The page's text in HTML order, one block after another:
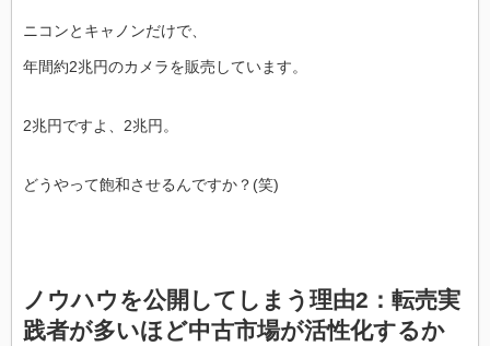
ニコンとキャノンだけで、
年間約2兆円のカメラを販売しています。
2兆円ですよ、2兆円。
どうやって飽和させるんですか？(笑)
ノウハウを公開してしまう理由2：転売実
践者が多いほど中古市場が活性化するか